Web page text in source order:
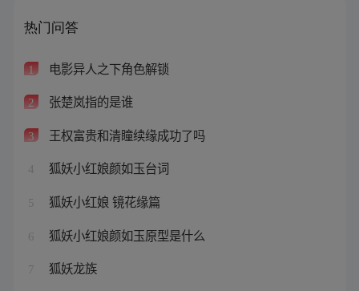
热门问答
1 电影异人之下角色解锁
2 张楚岚指的是谁
3 王权富贵和清瞳续缘成功了吗
4 狐妖小红娘颜如玉台词
5 狐妖小红娘 镜花缘篇
6 狐妖小红娘颜如玉原型是什么
7 狐妖龙族